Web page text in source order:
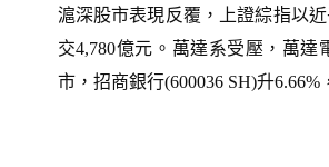
滬深股市表現反覆，上證綜指以
交4,780億元。萬達系受壓，萬
市，招商銀行(600036 SH)升6.66%